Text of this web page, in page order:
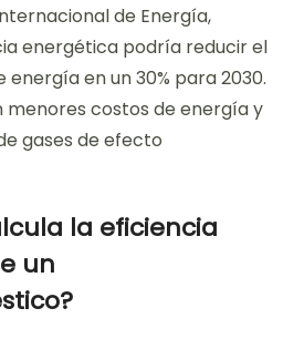
de Energía,
energética podría reducir el
en un 30% para 2030.
menores costos de energía y
gases de efecto
la eficiencia
un